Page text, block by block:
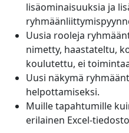
lisäominaisuuksia ja
Uusia rooleja
nimetty, haastateltu,
koulutettu, ei
Uusi näkymä
helpottamiseksi.
Muille tapahtumille
erilainen Excel-